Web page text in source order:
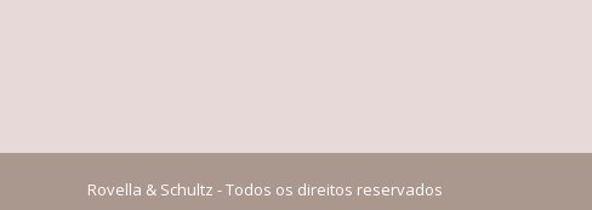
Rovella & Schultz - Todos os direitos reservados